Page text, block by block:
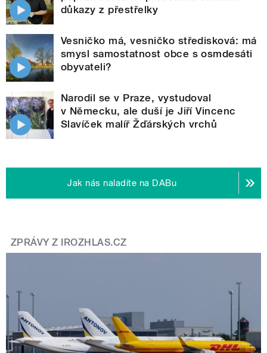
důkazy z přestřelky
Vesničko má, vesničko středisková: má
smysl samostatnost obce s osmdesáti
obyvateli?
Narodil se v Praze, vystudoval
v Německu, ale duší je Jiří Vincenc
Slavíček malíř Žďárských vrchů
Jak nás naladíte na DABu
ZPRÁVY Z IROZHLAS.CZ